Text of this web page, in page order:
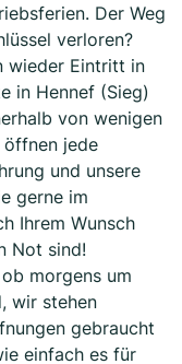
Der Weg
verloren?
wieder Eintritt in
in Hennef (Sieg)
von wenigen
jede
und unsere
gerne im
Ihrem Wunsch
Not sind!
morgens um
wir stehen
gebraucht
einfach es für